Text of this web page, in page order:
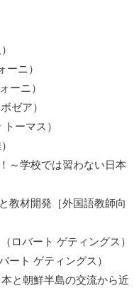
ニ）
ーニ）
ゼア）
ーマス）
～学校では習わない日本
教材開発［外国語教師向
ロバート ゲティングス）
ート ゲティングス）
と朝鮮半島の交流から近